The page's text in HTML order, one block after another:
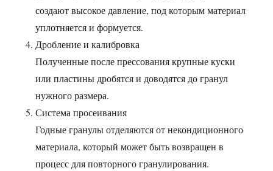
создают высокое давление, под которым материал
уплотняется и формуется.
Дробление и калибровка
Полученные после прессования крупные куски
или пластины дробятся и доводятся до гранул
нужного размера.
Система просеивания
Годные гранулы отделяются от некондиционного
материала, который может быть возвращен в
процесс для повторного гранулирования.